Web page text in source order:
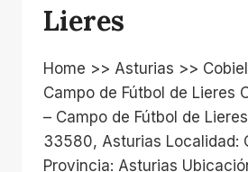
Lieres
Home >> Asturias >>
Campo de Fútbol de Lieres
– Campo de Fútbol de
33580, Asturias Localidad:
Provincia: Asturias